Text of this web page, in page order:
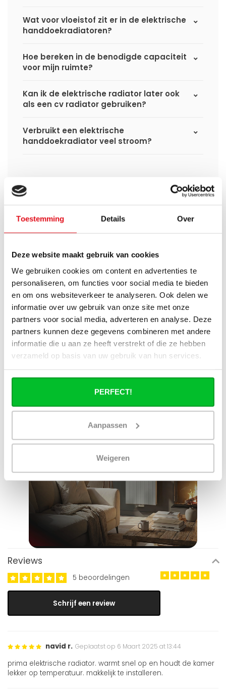
Toestemming Details Over
Deze website maakt gebruik van cookies
We gebruiken cookies om content en advertenties te
personaliseren, om functies voor social media te bieden
en om ons websiteverkeer te analyseren. Ook delen we
informatie over uw gebruik van onze site met onze
partners voor social media, adverteren en analyse. Deze
partners kunnen deze gegevens combineren met andere
informatie die u aan ze heeft verstrekt of die ze hebben
verzameld op basis van uw gebruik van hun services.
PERFECT!
Aanpassen
Weigeren
Wat voor vloeistof zit er in de elektrische
handdoekradiatoren?
Hoe bereken in de benodigde capaciteit
voor mijn ruimte?
Kan ik de elektrische radiator later ook
als een cv radiator gebruiken?
Verbruikt een elektrische
handdoekradiator veel stroom?
Heb je een vraag over dit product ?
Simon helpt je graag en kan al je vragen beantwoorden.
Ruim assortiment
Levering uit eigen
voorraad
14 dagen bedenktijd
Niet goed = Geld terug
Zelf ophalen in de
winkel?
Wij zijn 6 dagen per
Snelle levering in
Nederland en België
Geen onverwachte
Reviews
5 beoordelingen
Schrijf een review
navid r. Geplaatst op 6 Maart 2025 at 13:44
prima elektrische radiator. warmt snel op en houdt de kamer
lekker op temperatuur. makkelijk te installeren.